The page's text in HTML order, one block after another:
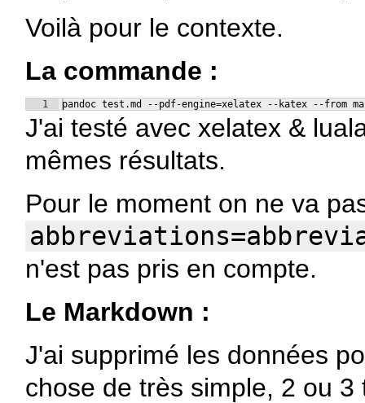
Voilà pour le contexte.
La commande :
1 pandoc test.md --pdf-engine=xelatex --katex --from
J'ai testé avec xelatex &
mêmes résultats.
Pour le moment on ne va
n'est pas pris en compte.
Le Markdown :
J'ai supprimé les données
chose de très simple, 2 ou 3